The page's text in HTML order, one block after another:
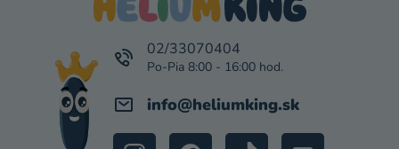
info@heliumking.sk
02/33070404